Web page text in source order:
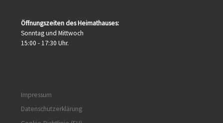
Öffnungszeiten des Heimathauses:
Sonntag und Mittwoch
15:00 - 17:30 Uhr.
Impressum
Datenschutzerklärung